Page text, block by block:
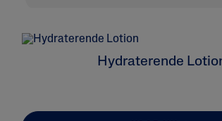
Hydraterende